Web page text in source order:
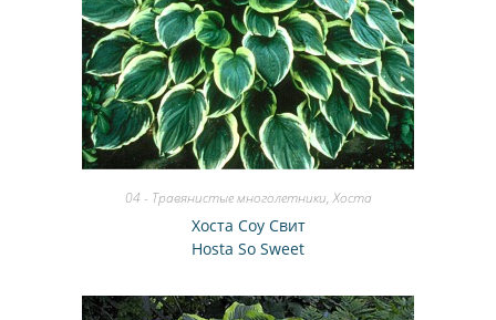
04 - Травянистые многолетники,Хоста
Хоста Соу Свит
Hosta So Sweet